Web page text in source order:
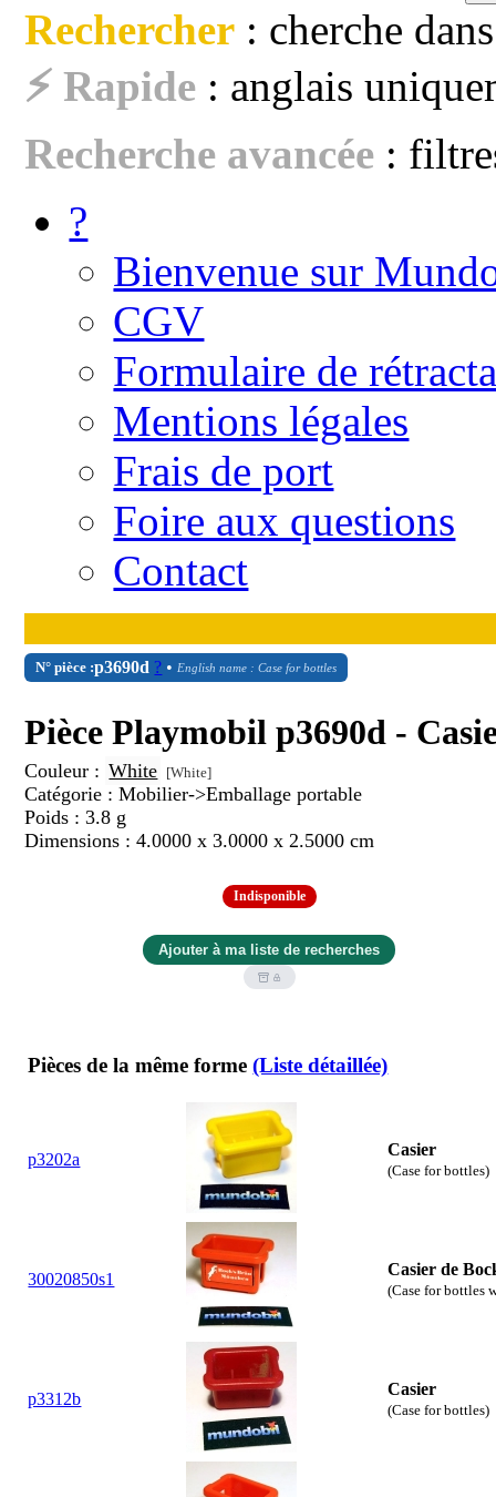
Rechercher : cherche
⚡ Rapide : anglais
Recherche avancée :
?
Bienvenue sur
CGV
Formulaire de
Mentions légales
Frais de port
Foire aux questions
Contact
N° pièce :p3690d ? •English name : Case for bottles
Pièce Playmobil p3690d -
Couleur : White [White]
Catégorie : Mobilier->Emballage portable
Poids : 3.8 g
Dimensions : 4.0000 x 3.0000 x 2.5000 cm
Indisponible
Pièces de la même forme(Liste détaillée)
p3202a
Casier
(Case for bottles)
30020850s1
Casier de
(Case for bottles
p3312b
Casier
(Case for bottles)